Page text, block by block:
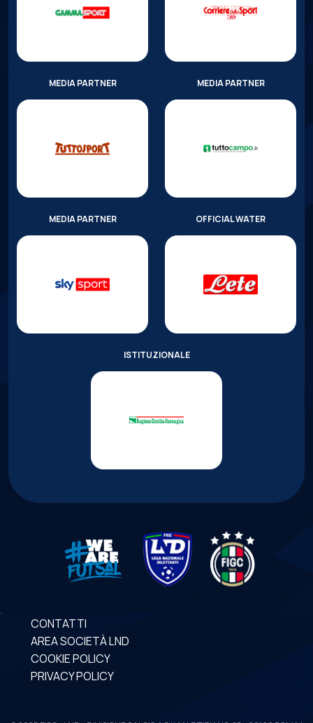
MEDIA PARTNER MEDIA PARTNER
MEDIA PARTNER OFFICIAL WATER
ISTITUZIONALE
CONTATTI
AREA SOCIETÀ LND
COOKIE POLICY
PRIVACY POLICY